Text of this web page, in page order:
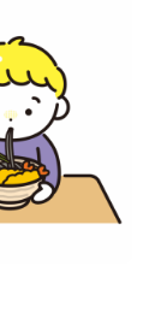
#感染症
復帰